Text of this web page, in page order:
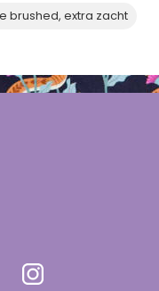
brushed, extra zacht